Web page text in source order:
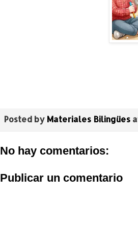
Posted by Materiales Bilingües
No hay comentarios:
Publicar un comentario